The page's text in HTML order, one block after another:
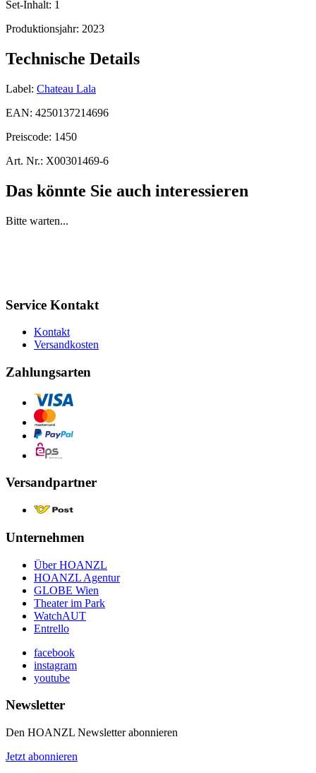
Set-Inhalt: 1
Produktionsjahr: 2023
Technische Details
Label: Chateau Lala
EAN: 4250137214696
Preiscode: 1450
Art. Nr.: X00301469-6
Das könnte Sie auch interessieren
Bitte warten...
Service Kontakt
Kontakt
Versandkosten
Zahlungsarten
Versandpartner
Unternehmen
Über HOANZL
HOANZL Agentur
GLOBE Wien
Theater im Park
WatchAUT
Entrello
facebook
instagram
youtube
Newsletter
Den HOANZL Newsletter abonnieren
Jetzt abonnieren